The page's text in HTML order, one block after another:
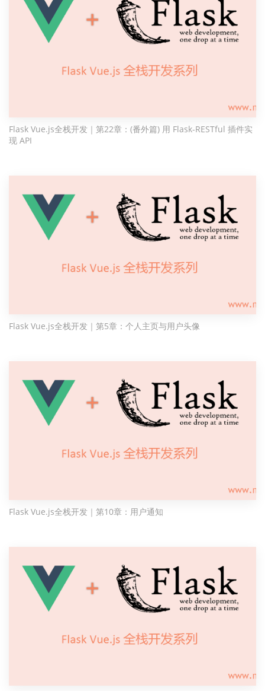
Flask Vue.js全栈开发｜第22章：(番外篇) 用 Flask-RESTful 插件实
现 API
Flask Vue.js全栈开发｜第5章：个人主页与用户头像
Flask Vue.js全栈开发｜第10章：用户通知